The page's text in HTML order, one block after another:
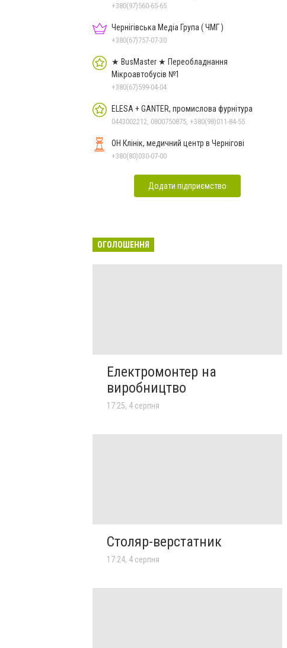
+380(97)560-65-65
Чернігівська Медіа Група ( ЧМГ )
+380(67)757-07-30
★ BusMaster ★ Переобладнання
Мікроавтобусів №1
+380(67)599-04-04
ELESA + GANTER, промислова фурнітура
0443002212, 0800750875, +380(98)011-84-55
ОН Клінік, медичний центр в Чернігові
+380(80)030-07-00
Додати підприємство
ОГОЛОШЕННЯ
Електромонтер на
виробництво
17:25, 4 серпня
Столяр-верстатник
17:24, 4 серпня